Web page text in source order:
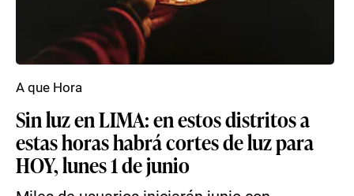
Sin luz en LIMA: en estos distritos a
estas horas habrá cortes de luz para
HOY, lunes 1 de junio
A que Hora